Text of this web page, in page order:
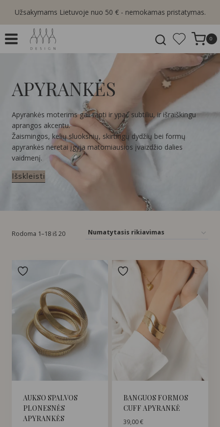
content
Užsakymams Lietuvoje nuo 50 € - nemokamas pristatymas.
0
APYRANKĖS
Apyrankės moterims gali tapti ir ypač subtiliu, ir išraiškingu
aprangos akcentu.
Žaismingos, kelių sluoksnių, skirtingų dydžių bei formų
apyrankės neretai įgyja matomiausios įvaizdžio dalies
vaidmenį.
Išskleisti
Rodoma 1–18 iš 20
AUKSO SPALVOS
PLONESNĖS
APYRANKĖS
BANGUOS FORMOS
CUFF APYRANKĖ
39,00€